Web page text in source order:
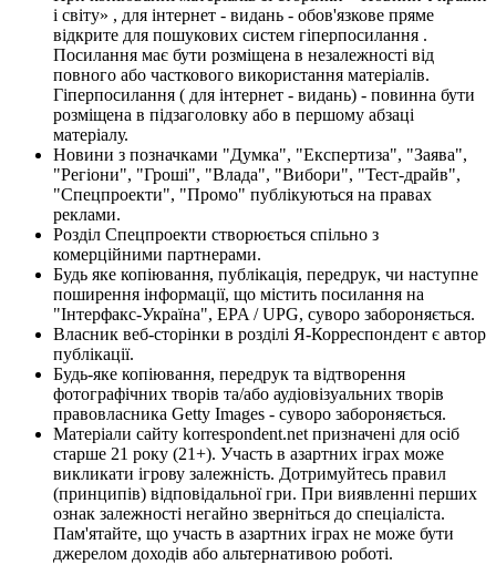
і світу» , для інтернет - видань - обов'язкове пряме
відкрите для пошукових систем гіперпосилання .
Посилання має бути розміщена в незалежності від
повного або часткового використання матеріалів.
Гіперпосилання ( для інтернет - видань) - повинна бути
розміщена в підзаголовку або в першому абзаці
матеріалу.
Новини з позначками "Думка", "Експертиза", "Заява",
"Регіони", "Гроші", "Влада", "Вибори", "Тест-драйв",
"Спецпроекти", "Промо" публікуються на правах
реклами.
Розділ Спецпроекти створюється спільно з
комерційними партнерами.
Будь яке копіювання, публікація, передрук, чи наступне
поширення інформації, що містить посилання на
"Інтерфакс-Україна", EPA / UPG, суворо забороняється.
Власник веб-сторінки в розділі Я-Корреспондент є автор
публікації.
Будь-яке копіювання, передрук та відтворення
фотографічних творів та/або аудіовізуальних творів
правовласника Getty Images - суворо забороняється.
Матеріали сайту korrespondent.net призначені для осіб
старше 21 року (21+). Участь в азартних іграх може
викликати ігрову залежність. Дотримуйтесь правил
(принципів) відповідальної гри. При виявленні перших
ознак залежності негайно зверніться до спеціаліста.
Пам'ятайте, що участь в азартних іграх не може бути
джерелом доходів або альтернативою роботі.